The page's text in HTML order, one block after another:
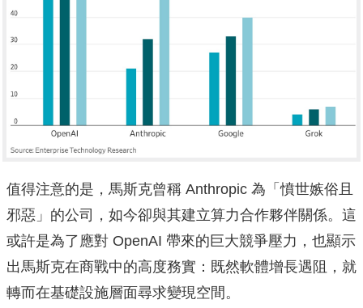
值得注意的是，馬斯克曾稱 Anthropic 為「憤世嫉俗且
邪惡」的公司，如今卻與其建立算力合作夥伴關係。這
或許是為了應對 OpenAI 帶來的巨大競爭壓力，也顯示
出馬斯克在商戰中的高度務實：既然軟體增長遇阻，就
轉而在基礎設施層面尋求變現空間。